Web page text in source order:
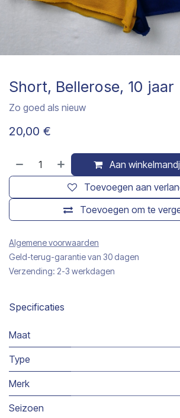
Short, Bellerose, 10 jaar
Zo goed als nieuw
20,00 €
Aan
Toevoegen om te
Toevoegen aan
Algemene voorwaarden
Geld-terug-garantie van 30 dagen
Verzending: 2-3 werkdagen
Specificaties
Maat
Type
Merk
Seizoen